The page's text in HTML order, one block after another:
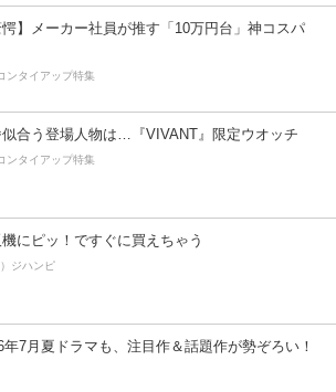
愕】メーカー社員が推す「10万円台」神コスパ
ンタイアップ特集
合う登場人物は…『VIVANT』限定ウオッチ
ンタイアップ特集
にピッ！ですぐに買えちゃう
）ジハンピ
年7月夏ドラマも、注目作＆話題作が勢ぞろい！